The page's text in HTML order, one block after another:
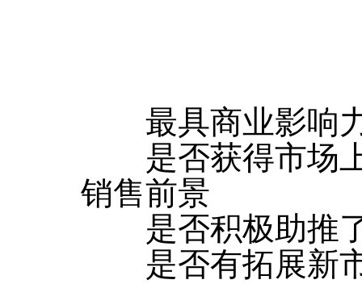
最具商业影响
是否获得市场上
销售前景
是否积极助推
是否有拓展新市